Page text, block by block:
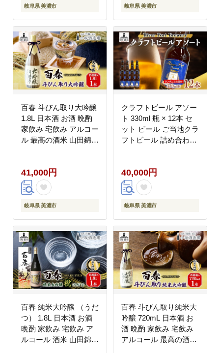
岐阜県 美濃市
ト
岐阜県 美濃市
百春 斗びん取り大吟醸
1.8L 日本酒 お酒 晩酌
家飲み 宅飲み アルコー
ル 最高の酒米 山田錦
岐阜県 美濃市
41,000円
岐阜県 美濃市
クラフトビール アソー
ト 330ml 瓶 × 12本 セ
ット ビール ご当地クラ
フトビール 詰め合わせ
無ろ過 非加熱 ギフト
お取り寄せ リバーポー
トブリュワリー 送料無
料 River Port Brewery
40,000円
岐阜県 美濃市
百春 純米大吟醸 （うだ
つ） 1.8L 日本酒 お酒
晩酌 家飲み 宅飲み ア
ルコール 酒米 山田錦
百春 斗びん取り純米大
吟醸 720mL 日本酒 お
酒 晩酌 家飲み 宅飲み
アルコール 最高の酒米